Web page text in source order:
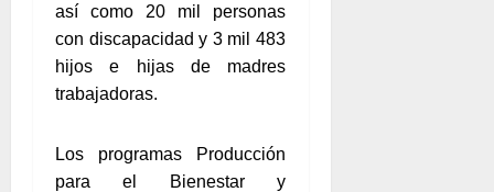
así como 20 mil personas
con discapacidad y 3 mil 483
hijos e hijas de madres
trabajadoras.
Los programas Producción
para el Bienestar y